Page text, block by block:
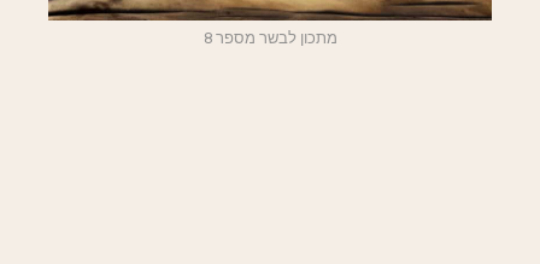
מתכון לבשר מספר 8